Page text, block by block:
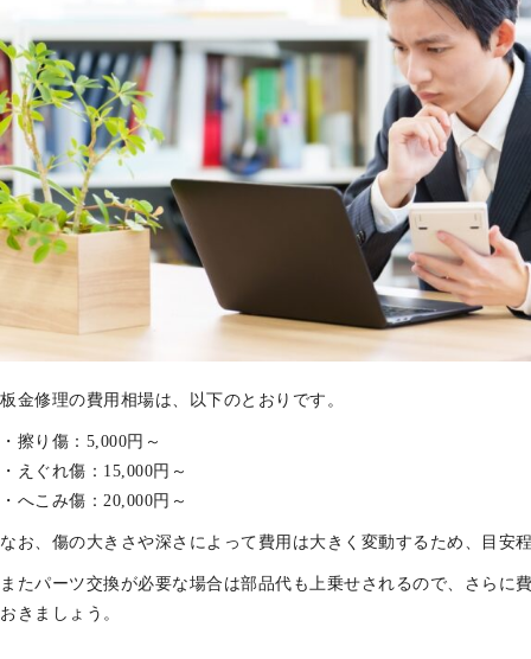
板金修理の費用相場は、以下のとおりです。
・擦り傷：5,000円～
・えぐれ傷：15,000円～
・へこみ傷：20,000円～
なお、傷の大きさや深さによって費用は大きく変動するため、目安
またパーツ交換が必要な場合は部品代も上乗せされるので、さらに
おきましょう。